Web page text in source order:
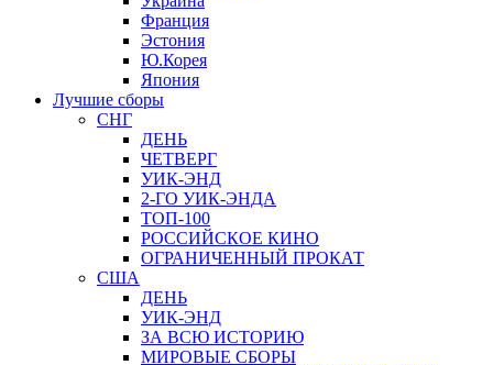
Франция
Эстония
Ю.Корея
Япония
Лучшие сборы
СНГ
ДЕНЬ
ЧЕТВЕРГ
УИК-ЭНД
2-ГО УИК-ЭНДА
ТОП-100
РОССИЙСКОЕ КИНО
ОГРАНИЧЕННЫЙ ПРОКАТ
США
ДЕНЬ
УИК-ЭНД
ЗА ВСЮ ИСТОРИЮ
МИРОВЫЕ СБОРЫ